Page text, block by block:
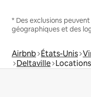
* Des exclusions
géographiques et des
Airbnb États-Unis
Deltaville